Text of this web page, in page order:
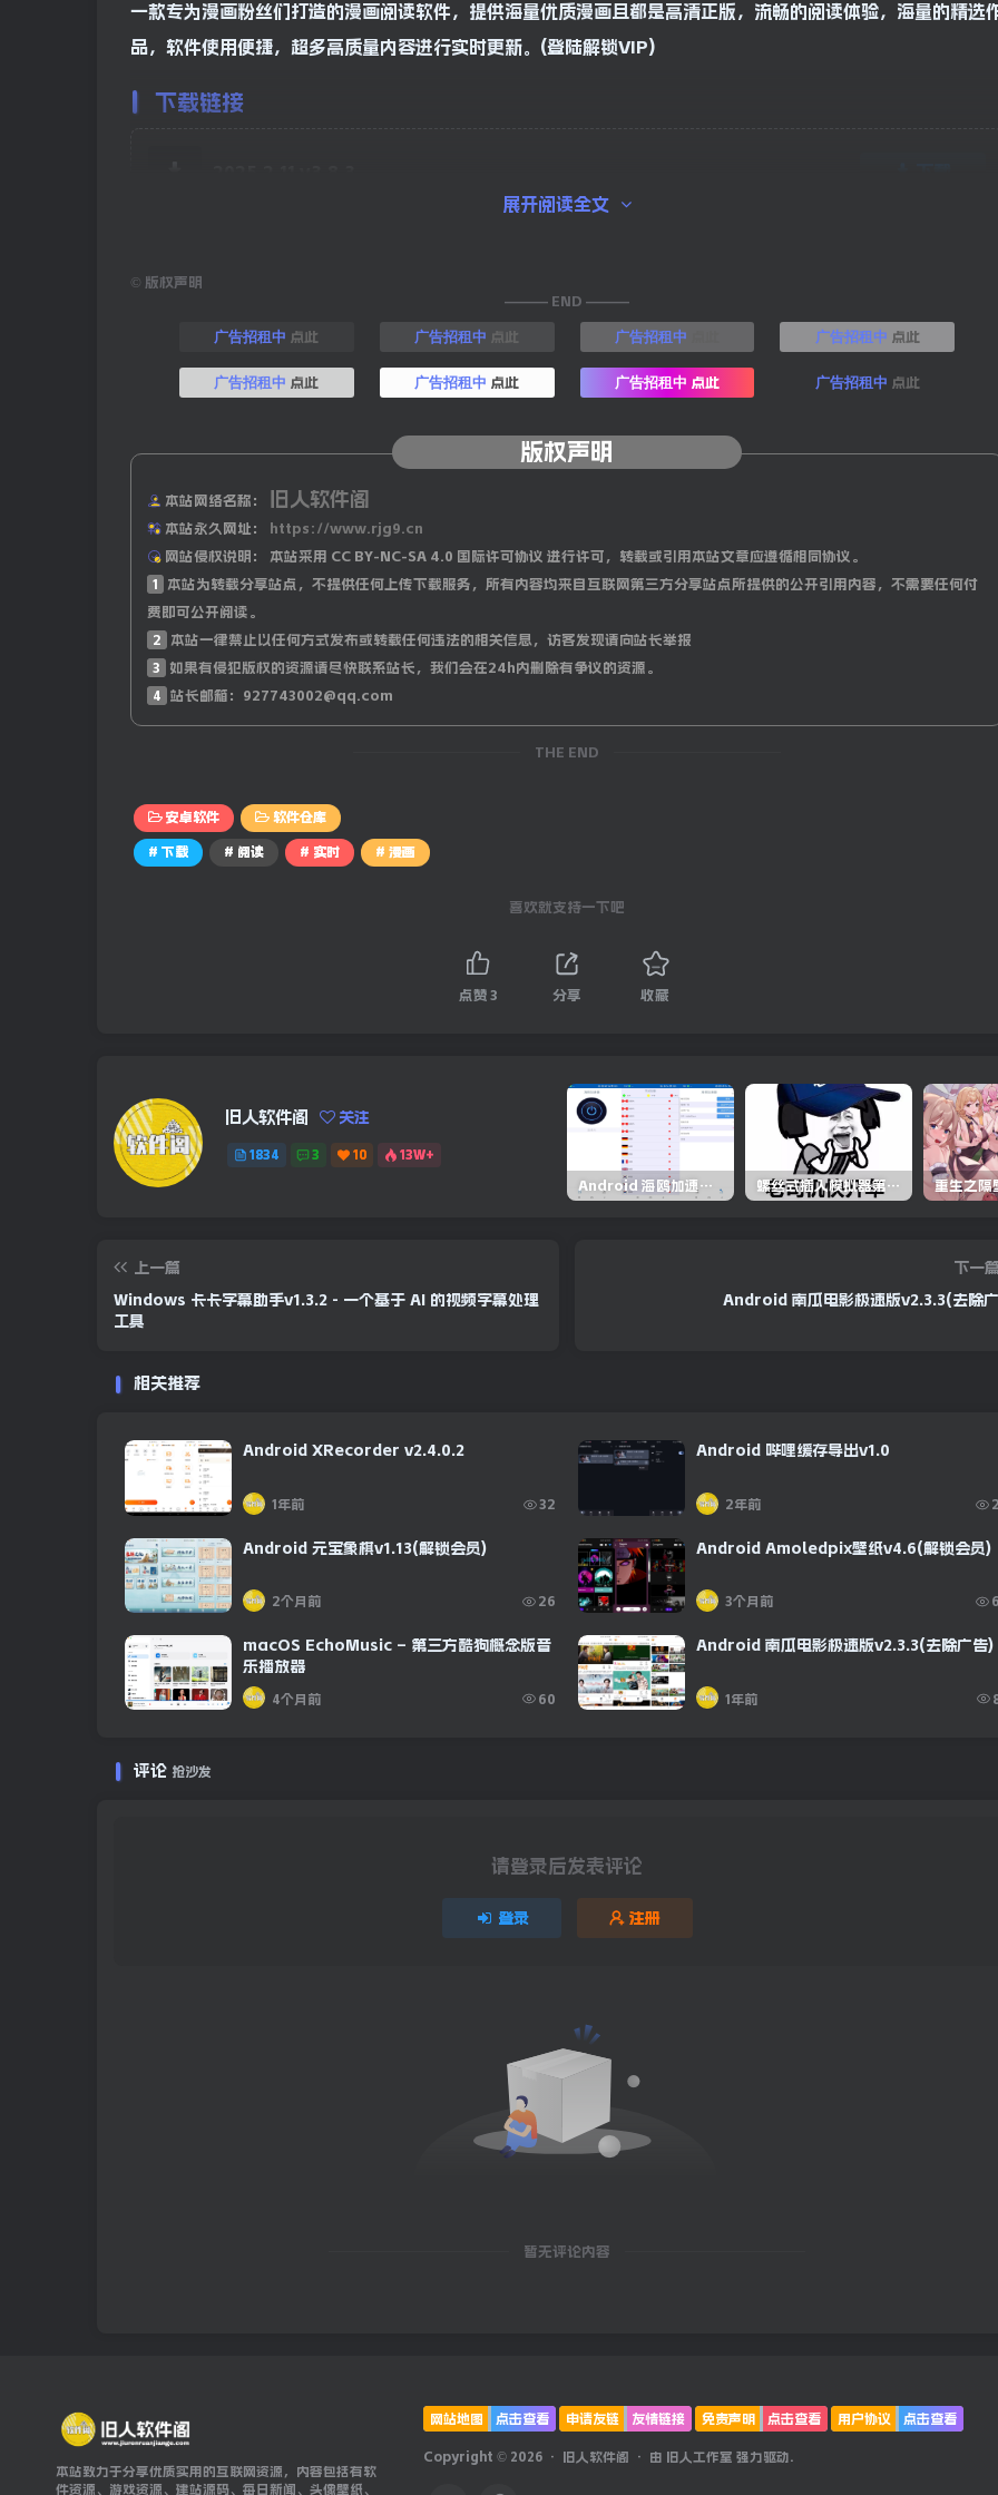
一款专为漫画粉丝们打造的漫画阅读软件，提供海量优质漫画且都是高清正版，流畅的阅读体验，海量的精选
品，软件使用便捷，超多高质量内容进行实时更新。(登陆解锁VIP)
下载链接
展开阅读全文
© 版权声明
——— END ———
广告招租中 点此 广告招租中 点此 广告招租中 广告招租中 点此
广告招租中 点此 广告招租中 点此 广告招租中 点此 广告招租中 点此
版权声明
本站网络名称： 旧人软件阁
本站永久网址：
https://www.rjg9.cn
网站侵权说明：
本站采用 CC BY-NC-SA 4.0 国际许可协议 进行许可，转载或引用本站文章应遵循相同协议。
1
本站为转载分享站点，不提供任何上传下载服务，所有内容均来自互联网第三方分享站点所提供的公开引用内容，不需要任何付
费即可公开阅读。
2
本站一律禁止以任何方式发布或转载任何违法的相关信息，访客发现请向站长举报
3
如果有侵犯版权的资源请尽快联系站长，我们会在24h内删除有争议的资源。
4 站长邮箱：927743002@qq.com
THE END
安卓软件 软件仓库
# 下载 # 阅读 # 实时 # 漫画
喜欢就支持一下吧
点赞 3 分享 收藏
旧人软件阁 关注
1834 3 10
13W+
Android 海鸥加速器v6.6.3(解锁会员)
螺丝式插入模拟器第5代/NejicomiSimulator.Vol.5.v1.0.2
上一篇
Windows 卡卡字幕助手v1.3.2 - 一个基于 AI 的视频字幕处理
工具
下一篇
Android 南瓜电影极速版v2.3.3(去除
相关推荐
Android XRecorder v2.4.0.2
1年前 32
Android 哔哩缓存导出v1.0
2年前
Android 元宝象棋v1.13(解锁会员)
2个月前 26
Android Amoledpix壁纸v4.6(解锁会员)
3个月前
macOS EchoMusic – 第三方酷狗概念版音
乐播放器
4个月前 60
Android 南瓜电影极速版v2.3.3(去除广告)
1年前
评论 抢沙发
请登录后发表评论
登录 注册
暂无评论内容
本站致力于分享优质实用的互联网资源，内容包括有软
件资源、游戏资源、建站源码、每日新闻、头像壁纸、
网站地图 点击查看 申请友链 友情链接 免责声明 点击查看 用户协议 点击查看
Copyright © 2026 · 旧人软件阁 · 由 旧人工作室 强力驱动.